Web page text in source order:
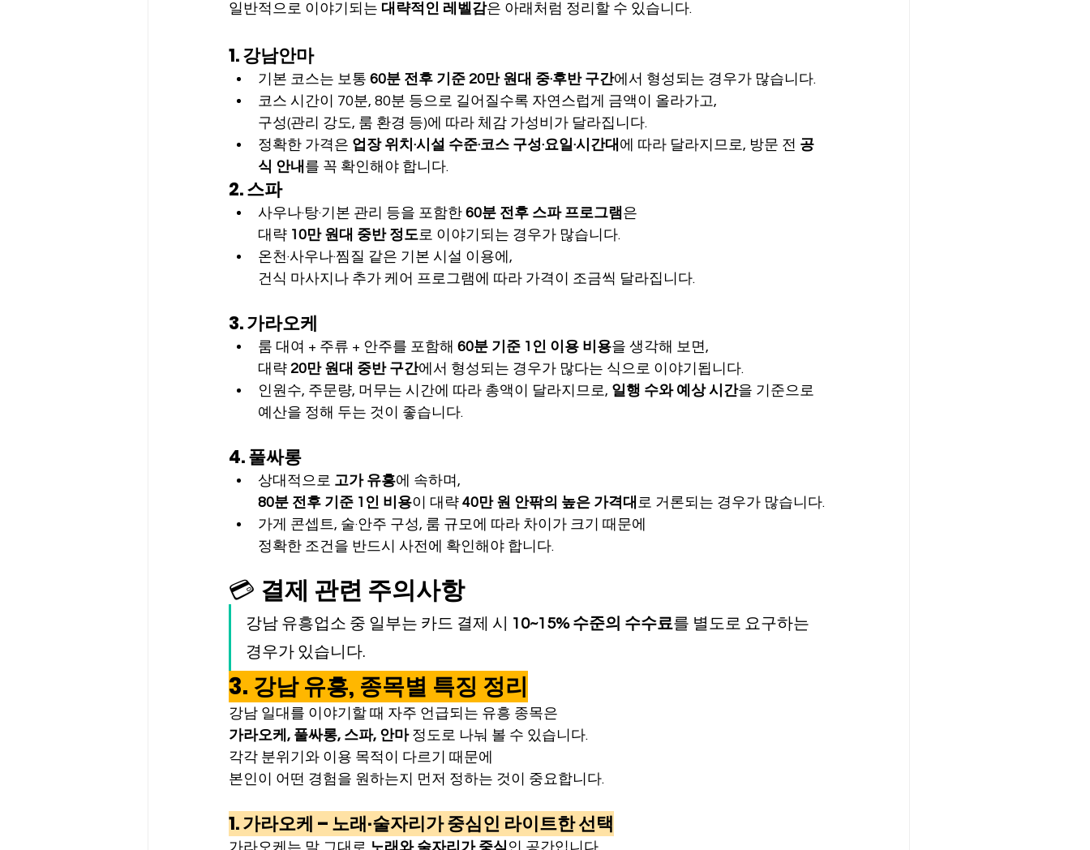
일반적으로 이야기되는 대략적인 레벨감은 아래처럼 정리할 수 있습니다.
1. 강남안마
기본 코스는 보통 60분 전후 기준 20만 원대 중·후반 구간에서 형성되는 경우가 많습니다.
코스 시간이 70분, 80분 등으로 길어질수록 자연스럽게 금액이 올라가고,
구성(관리 강도, 룸 환경 등)에 따라 체감 가성비가 달라집니다.
정확한 가격은 업장 위치·시설 수준·코스 구성·요일·시간대 에 따라 달라지므로, 방문 전 공
식 안내 를 꼭 확인해야 합니다.
2. 스파
사우나·탕·기본 관리 등을 포함한 60분 전후 스파 프로그램은
대략 10만 원대 중반 정도로 이야기되는 경우가 많습니다.
온천·사우나·찜질 같은 기본 시설 이용에,
건식 마사지나 추가 케어 프로그램에 따라 가격이 조금씩 달라집니다.
3. 가라오케
룸 대여 + 주류 + 안주를 포함해 60분 기준 1인 이용 비용을 생각해 보면,
대략 20만 원대 중반 구간에서 형성되는 경우가 많다는 식으로 이야기됩니다.
인원수, 주문량, 머무는 시간에 따라 총액이 달라지므로, 일행 수와 예상 시간을 기준으로
예산을 정해 두는 것이 좋습니다.
4. 풀싸롱
상대적으로 고가 유흥에 속하며,
80분 전후 기준 1인 비용이 대략 40만 원 안팎의 높은 가격대 로 거론되는 경우가 많습니다.
가게 콘셉트, 술·안주 구성, 룸 규모에 따라 차이가 크기 때문에
정확한 조건을 반드시 사전에 확인해야 합니다.
💳 결제 관련 주의사항
강남 유흥업소 중 일부는 카드 결제 시 10~15% 수준의 수수료를 별도로 요구하는
경우가 있습니다.
3. 강남 유흥, 종목별 특징 정리
강남 일대를 이야기할 때 자주 언급되는 유흥 종목은
가라오케, 풀싸롱, 스파, 안마 정도로 나눠 볼 수 있습니다.
각각 분위기와 이용 목적이 다르기 때문에
본인이 어떤 경험을 원하는지 먼저 정하는 것이 중요합니다.
1. 가라오케 – 노래·술자리가 중심인 라이트한 선택